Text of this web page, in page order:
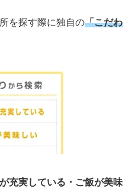
を探す際に独自の「こだわ
充実している・ご飯が美味